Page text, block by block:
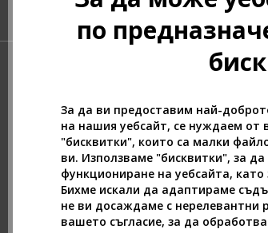
Avril Lavigne (9)
Axe (4)
Axis-Y (13)
Babor (20)
Baby Boom (4)
Baldessarini (35)
Baldinini (1)
Balenciaga (3)
Balmain (79)
Banana Republic (48)
по
За да ви предоставим най-
на нашия уебсайт, се нуждаем от
"бисквитки", които са малки
ви. Използваме "бисквитки", за
функциониране на уебсайта,
Бихме искали да адаптираме
не ви досаждаме с нерелевантни
вашето съгласие, за да